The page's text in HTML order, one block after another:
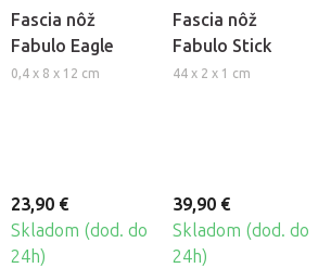
Fascia nôž
Fabulo Eagle
0,4 x 8 x 12 cm
23,90 €
Skladom (dod. do
24h)
Fascia nôž
Fabulo Stick
44 x 2 x 1 cm
39,90 €
Skladom (dod. do
24h)